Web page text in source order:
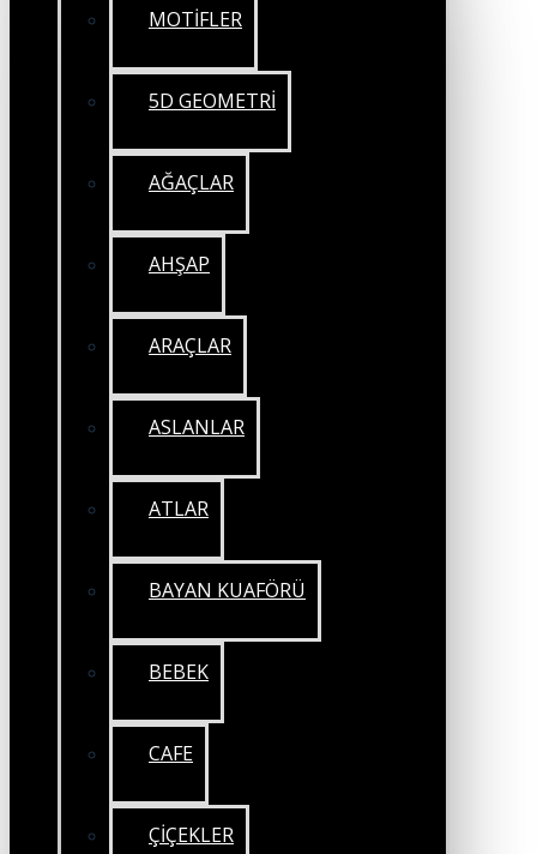
MOTİFLER
5D GEOMETRİ
AĞAÇLAR
AHŞAP
ARAÇLAR
ASLANLAR
ATLAR
BAYAN KUAFÖRÜ
BEBEK
CAFE
ÇİÇEKLER